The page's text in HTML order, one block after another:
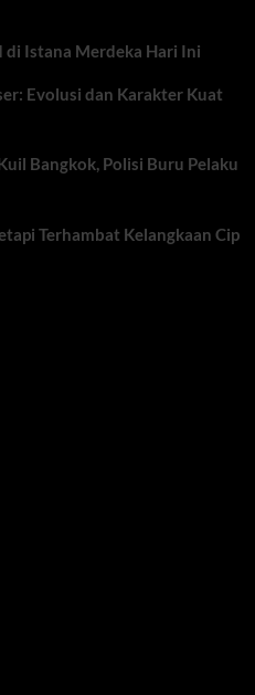
di Istana Merdeka Hari Ini
Evolusi dan Karakter Kuat
Bangkok, Polisi Buru Pelaku
Terhambat Kelangkaan Cip